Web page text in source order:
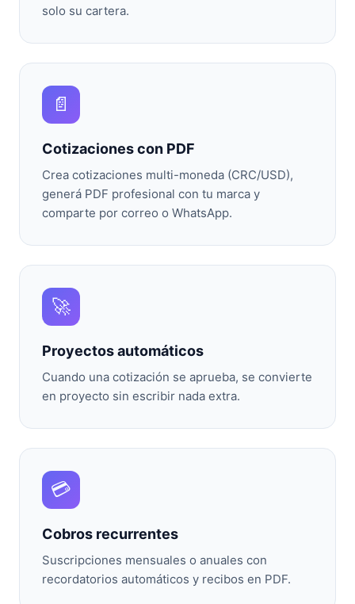
solo su cartera.
📄
Cotizaciones con PDF
Crea cotizaciones multi-moneda (CRC/USD),
generá PDF profesional con tu marca y
comparte por correo o WhatsApp.
🚀
Proyectos automáticos
Cuando una cotización se aprueba, se convierte
en proyecto sin escribir nada extra.
💳
Cobros recurrentes
Suscripciones mensuales o anuales con
recordatorios automáticos y recibos en PDF.